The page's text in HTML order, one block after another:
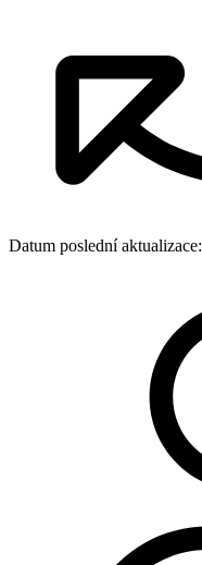
Datum poslední aktualizace: